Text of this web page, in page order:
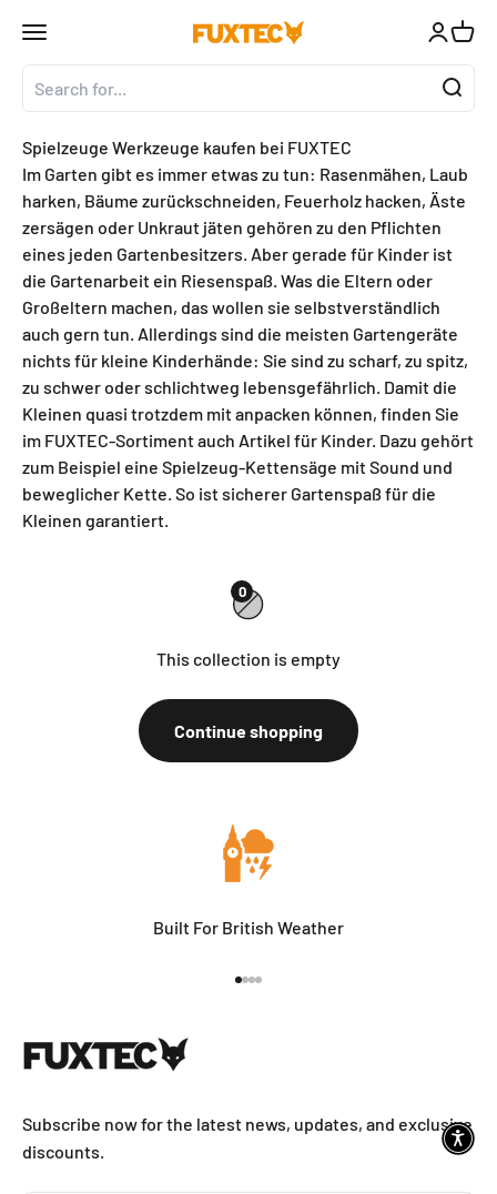
↵Zum Inhalt springen
↵Zum Menü springen
↵Fußzeile springen
↵Barrierefreiheits-Widget öffnen
Open navigation menu
FUXTEC GmbH OpenOpen
Spielzeuge Werkzeuge kaufen bei FUXTEC
Im Garten gibt es immer etwas zu tun: Rasenmähen, Laub
harken, Bäume zurückschneiden, Feuerholz hacken, Äste
zersägen oder Unkraut jäten gehören zu den Pflichten
eines jeden Gartenbesitzers. Aber gerade für Kinder ist
die Gartenarbeit ein Riesenspaß. Was die Eltern oder
Großeltern machen, das wollen sie selbstverständlich
auch gern tun. Allerdings sind die meisten Gartengeräte
nichts für kleine Kinderhände: Sie sind zu scharf, zu spitz,
zu schwer oder schlichtweg lebensgefährlich. Damit die
Kleinen quasi trotzdem mit anpacken können, finden Sie
im FUXTEC-Sortiment auch Artikel für Kinder. Dazu gehört
zum Beispiel eine Spielzeug-Kettensäge mit Sound und
beweglicher Kette. So ist sicherer Gartenspaß für die
Kleinen garantiert.
0
This collection is empty
Continue shopping
Built For British Weather
Subscribe now for the latest news, updates, and exclusive
discounts.